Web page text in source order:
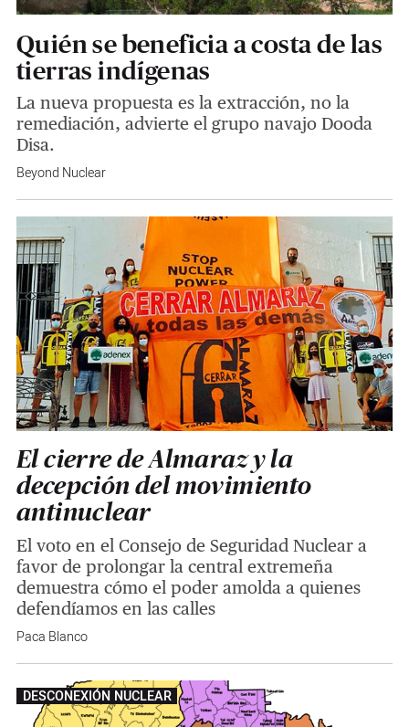
Quién se beneficia a costa de las
tierras indígenas
La nueva propuesta es la extracción, no la
remediación, advierte el grupo navajo Dooda
Disa.
Beyond Nuclear
El cierre de Almaraz y la
decepción del movimiento
antinuclear
El voto en el Consejo de Seguridad Nuclear a
favor de prolongar la central extremeña
demuestra cómo el poder amolda a quienes
defendíamos en las calles
Paca Blanco
DESCONEXIÓN NUCLEAR